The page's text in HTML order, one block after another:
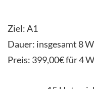
Ziel: A1
Dauer: insgesamt 8
Preis: 399,00€ für 4